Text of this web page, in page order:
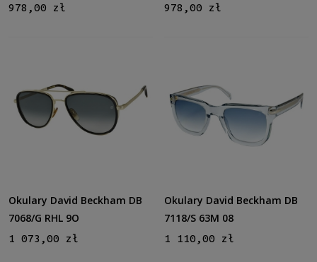
978,00 zł 978,00 zł
Okulary David Beckham DB
7068/G RHL 9O
1 073,00 zł
Okulary David Beckham DB
7118/S 63M 08
1 110,00 zł